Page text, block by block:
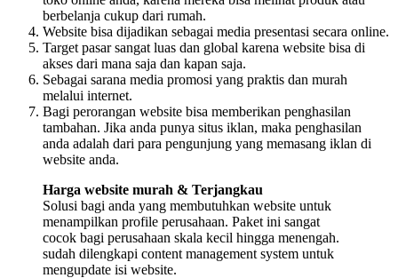
berbelanja cukup dari rumah.
Website bisa dijadikan sebagai media presentasi secara online.
Target pasar sangat luas dan global karena website bisa di
akses dari mana saja dan kapan saja.
Sebagai sarana media promosi yang praktis dan murah
melalui internet.
Bagi perorangan website bisa memberikan penghasilan
tambahan. Jika anda punya situs iklan, maka penghasilan
anda adalah dari para pengunjung yang memasang iklan di
website anda.
Harga website murah & Terjangkau
Solusi bagi anda yang membutuhkan website untuk
menampilkan profile perusahaan. Paket ini sangat
cocok bagi perusahaan skala kecil hingga menengah.
sudah dilengkapi content management system untuk
mengupdate isi website.